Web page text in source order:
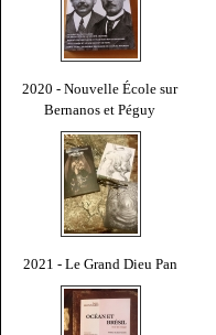
2020 - Nouvelle École sur
Bernanos et Péguy
2021 - Le Grand Dieu Pan